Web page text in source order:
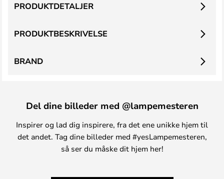
PRODUKTBESKRIVELSE
PRODUKTDETALJER
BRAND
Del dine billeder med @lampemesteren
Inspirer og lad dig inspirere, fra det ene unikke hjem til
det andet. Tag dine billeder med #yesLampemesteren,
så ser du måske dit hjem her!